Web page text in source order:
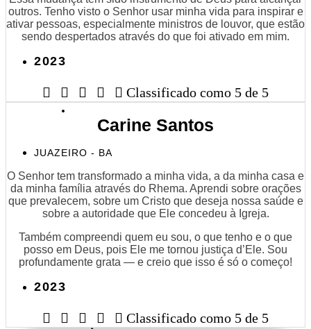
outros. Tenho visto o Senhor usar minha vida para inspirar e
ativar pessoas, especialmente ministros de louvor, que estão
sendo despertados através do que foi ativado em mim.
2023
     Classificado como 5 de 5
Carine Santos
JUAZEIRO - BA
O Senhor tem transformado a minha vida, a da minha casa e
da minha família através do Rhema. Aprendi sobre orações
que prevalecem, sobre um Cristo que deseja nossa saúde e
sobre a autoridade que Ele concedeu à Igreja.
Também compreendi quem eu sou, o que tenho e o que
posso em Deus, pois Ele me tornou justiça d’Ele. Sou
profundamente grata — e creio que isso é só o começo!
2023
     Classificado como 5 de 5